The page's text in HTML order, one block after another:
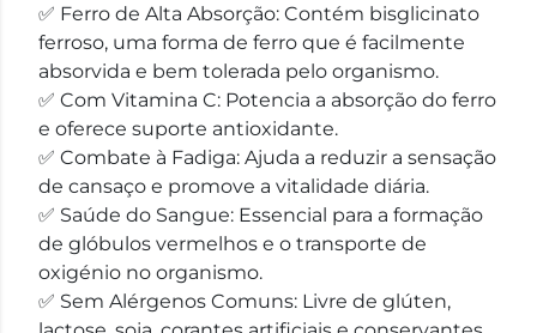
✅ Ferro de Alta Absorção: Contém bisglicinato
ferroso, uma forma de ferro que é facilmente
absorvida e bem tolerada pelo organismo.
✅ Com Vitamina C: Potencia a absorção do ferro
e oferece suporte antioxidante.
✅ Combate à Fadiga: Ajuda a reduzir a sensação
de cansaço e promove a vitalidade diária.
✅ Saúde do Sangue: Essencial para a formação
de glóbulos vermelhos e o transporte de
oxigénio no organismo.
✅ Sem Alérgenos Comuns: Livre de glúten,